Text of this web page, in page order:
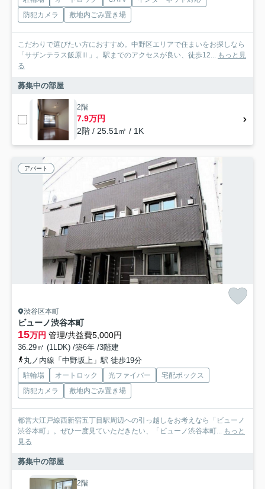
防犯カメラ
敷地内ごみ置き場
こだわりで選びたい方におすすめ。中野区エリアで住まいをお探しなら
「サザンテラス飯原Ⅱ」。駅までのアクセスが良い、徒歩12... もっと見
る
募集中の部屋
2階
7.9万円
2階 / 25.51㎡ / 1K
アパート
渋谷区本町
ビューノ渋谷本町
15万円 管理/共益費5,000円
36.29㎡ (1LDK) /築6年 /3階建
丸ノ内線「中野坂上」駅 徒歩19分
駐輪場 オートロック 光ファイバー
宅配ボックス
防犯カメラ
敷地内ごみ置き場
都営大江戸線西新宿五丁目駅周辺への引っ越しをお考えなら「ビューノ
渋谷本町」。ぜひ一度見ていただきたい、「ビューノ渋谷本町... もっと
見る
募集中の部屋
2階